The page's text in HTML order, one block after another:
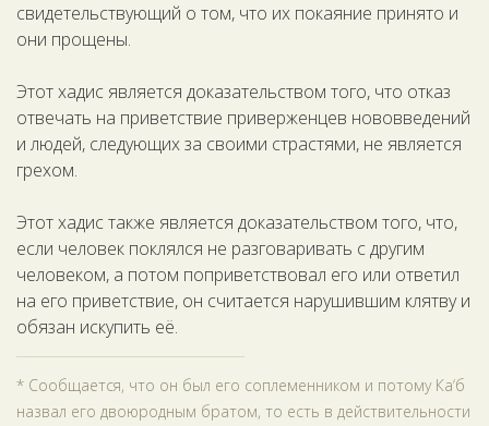
свидетельствующий о том, что их покаяние принято и
они прощены.
Этот хадис является доказательством того, что отказ
отвечать на приветствие приверженцев нововведений
и людей, следующих за своими страстями, не является
грехом.
Этот хадис также является доказательством того, что,
если человек поклялся не разговаривать с другим
человеком, а потом поприветствовал его или ответил
на его приветствие, он считается нарушившим клятву и
обязан искупить её.
* Сообщается, что он был его соплеменником и потому Ка‘б
назвал его двоюродным братом, то есть в действительности